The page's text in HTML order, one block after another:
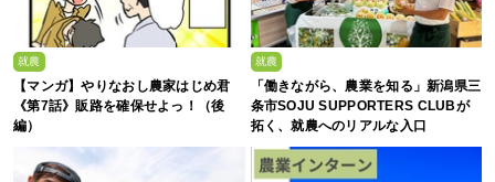
就農
【マンガ】やりなおし農家はじめ君
《第7話》販路を確保せよっ！（後
編）
就農
「働きながら、農業を知る」新潟県三
条市SOJU SUPPORTERS CLUBが
拓く、就農へのリアルな入口